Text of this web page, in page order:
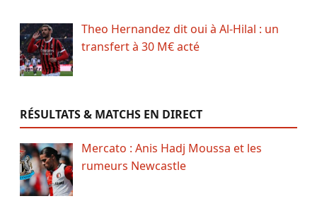
Theo Hernandez dit oui à Al-Hilal : un
transfert à 30 M€ acté
RÉSULTATS & MATCHS EN DIRECT
Mercato : Anis Hadj Moussa et les
rumeurs Newcastle